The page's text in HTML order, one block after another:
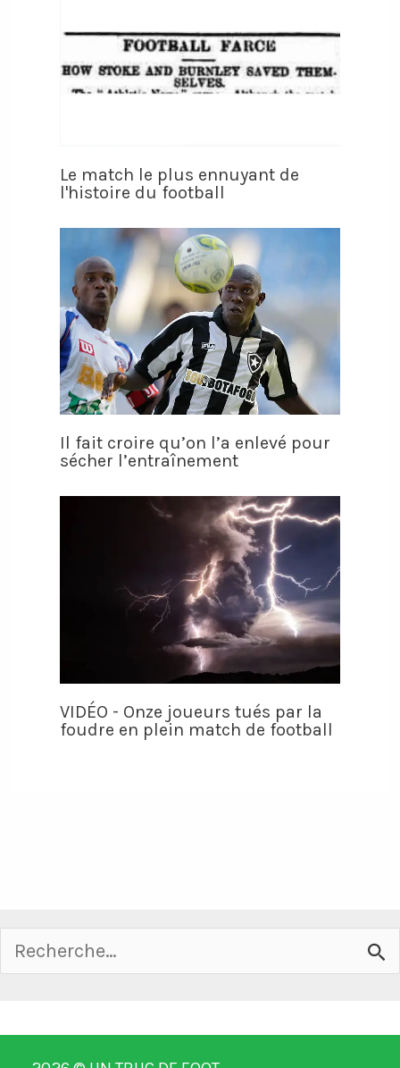
Le match le plus ennuyant de
l'histoire du football
Il fait croire qu’on l’a enlevé pour
sécher l’entraînement
VIDÉO - Onze joueurs tués par la
foudre en plein match de football
Rechercher :